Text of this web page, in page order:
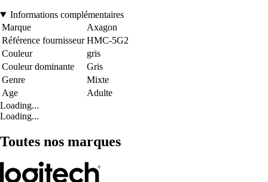
Informations complémentaires
Marque
Axagon
Référence fournisseur HMC-5G2
Couleur
gris
Couleur dominante
Gris
Genre
Mixte
Age
Adulte
Loading...
Loading...
Toutes nos marques